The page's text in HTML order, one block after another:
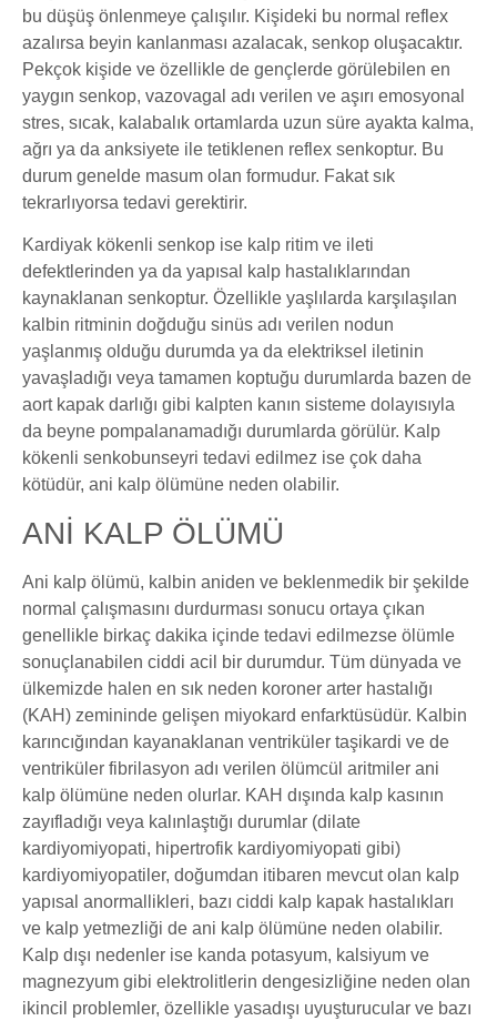
bu düşüş önlenmeye çalışılır. Kişideki bu normal reflex
azalırsa beyin kanlanması azalacak, senkop oluşacaktır.
Pekçok kişide ve özellikle de gençlerde görülebilen en
yaygın senkop, vazovagal adı verilen ve aşırı emosyonal
stres, sıcak, kalabalık ortamlarda uzun süre ayakta kalma,
ağrı ya da anksiyete ile tetiklenen reflex senkoptur. Bu
durum genelde masum olan formudur. Fakat sık
tekrarlıyorsa tedavi gerektirir.
Kardiyak kökenli senkop ise kalp ritim ve ileti
defektlerinden ya da yapısal kalp hastalıklarından
kaynaklanan senkoptur. Özellikle yaşlılarda karşılaşılan
kalbin ritminin doğduğu sinüs adı verilen nodun
yaşlanmış olduğu durumda ya da elektriksel iletinin
yavaşladığı veya tamamen koptuğu durumlarda bazen de
aort kapak darlığı gibi kalpten kanın sisteme dolayısıyla
da beyne pompalanamadığı durumlarda görülür. Kalp
kökenli senkobunseyri tedavi edilmez ise çok daha
kötüdür, ani kalp ölümüne neden olabilir.
ANİ KALP ÖLÜMÜ
Ani kalp ölümü, kalbin aniden ve beklenmedik bir şekilde
normal çalışmasını durdurması sonucu ortaya çıkan
genellikle birkaç dakika içinde tedavi edilmezse ölümle
sonuçlanabilen ciddi acil bir durumdur. Tüm dünyada ve
ülkemizde halen en sık neden koroner arter hastalığı
(KAH) zemininde gelişen miyokard enfarktüsüdür. Kalbin
karıncığından kayanaklanan ventriküler taşikardi ve de
ventriküler fibrilasyon adı verilen ölümcül aritmiler ani
kalp ölümüne neden olurlar. KAH dışında kalp kasının
zayıfladığı veya kalınlaştığı durumlar (dilate
kardiyomiyopati, hipertrofik kardiyomiyopati gibi)
kardiyomiyopatiler, doğumdan itibaren mevcut olan kalp
yapısal anormallikleri, bazı ciddi kalp kapak hastalıkları
ve kalp yetmezliği de ani kalp ölümüne neden olabilir.
Kalp dışı nedenler ise kanda potasyum, kalsiyum ve
magnezyum gibi elektrolitlerin dengesizliğine neden olan
ikincil problemler, özellikle yasadışı uyuşturucular ve bazı